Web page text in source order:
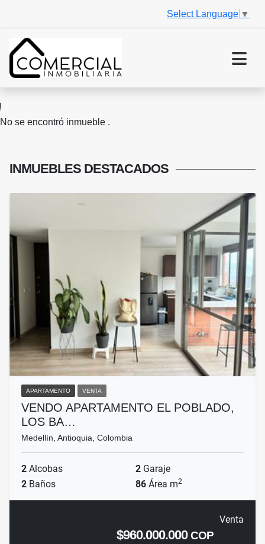
Select Language ▼
No se encontró inmueble .
INMUEBLES DESTACADOS
APARTAMENTO VENTA
VENDO APARTAMENTO EL POBLADO,
LOS BA…
Medellín, Antioquia, Colombia
2 Alcobas 2 Garaje
2 Baños 86 Área m2
Venta
$960.000.000COP